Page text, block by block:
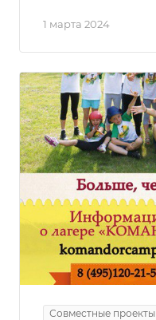
1 марта 2024
Совместные проекты